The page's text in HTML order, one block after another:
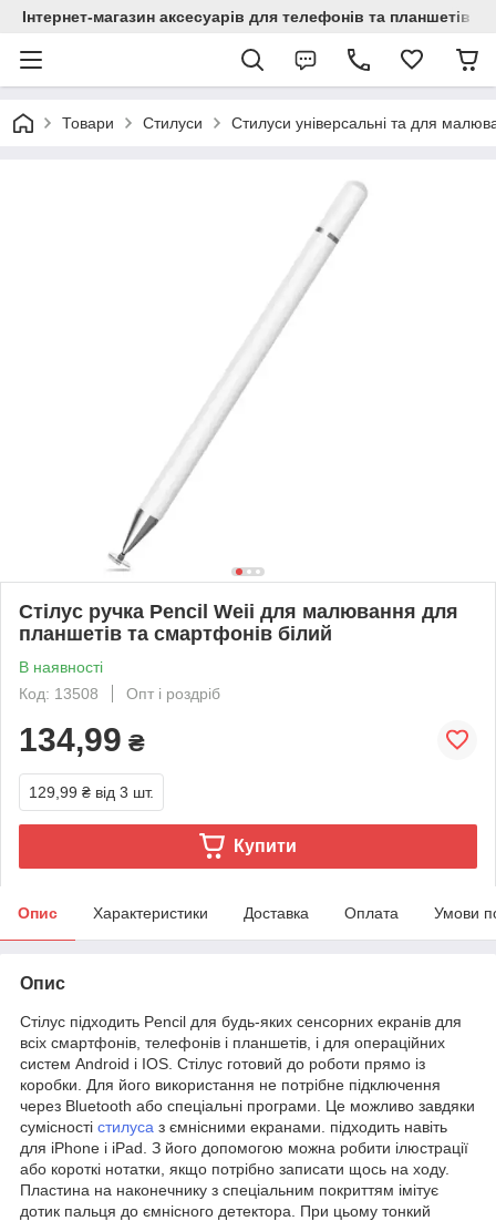
Інтернет-магазин аксесуарів для телефонів та планшетів
Товари Стилуси Стилуси універсальні та для
Стілус ручка Pencil Weii для малювання для
планшетів та смартфонів білий
В наявності
Код: 13508
Опт і роздріб
134,99 ₴
129,99 ₴ від 3 шт.
Купити
Опис Характеристики Доставка Оплата Умови
Опис
Стілус підходить Pencil для будь-яких сенсорних екранів для
всіх смартфонів, телефонів і планшетів, і для операційних
систем Android і IOS. Стілус готовий до роботи прямо із
коробки. Для його використання не потрібне підключення
через Bluetooth або спеціальні програми. Це можливо завдяки
сумісності стилуса з ємнісними екранами. підходить навіть
для iPhone і iPad. З його допомогою можна робити ілюстрації
або короткі нотатки, якщо потрібно записати щось на ходу.
Пластина на наконечнику з спеціальним покриттям імітує
дотик пальця до ємнісного детектора. При цьому тонкий